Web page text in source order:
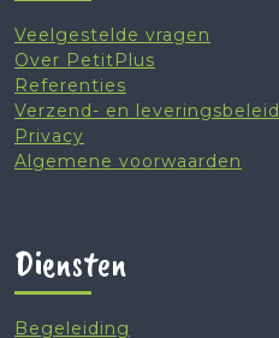
Veelgestelde vragen
Over PetitPlus
Referenties
Verzend- en leveringsbeleid
Privacy
Algemene voorwaarden
Diensten
Begeleiding